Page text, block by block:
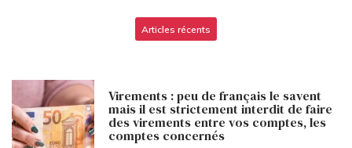
Articles récents
Virements : peu de français le savent
mais il est strictement interdit de faire
des virements entre vos comptes, les
comptes concernés